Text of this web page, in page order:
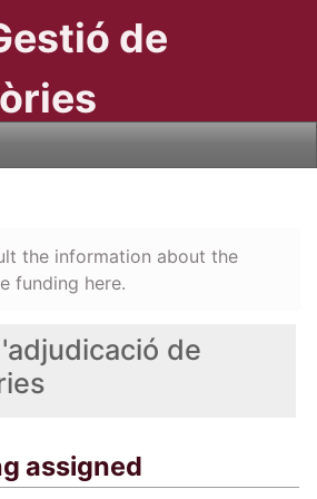
de
de
assigned
the information about the
funding here.